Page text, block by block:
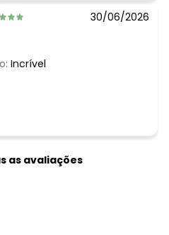
30/06/2026
Incrível
as avaliações